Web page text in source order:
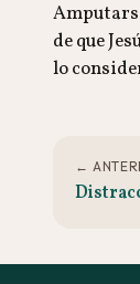
de que
lo
←